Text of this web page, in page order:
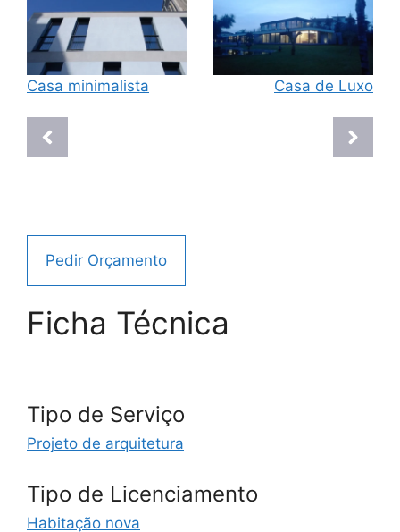
Casa minimalista Casa de Luxo
Pedir Orçamento
Ficha Técnica
Tipo de Serviço
Projeto de arquitetura
Tipo de Licenciamento
Habitação nova